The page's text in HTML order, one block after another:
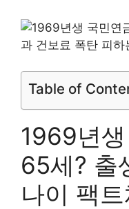
Table of
1969년
65세? 출
나이 팩